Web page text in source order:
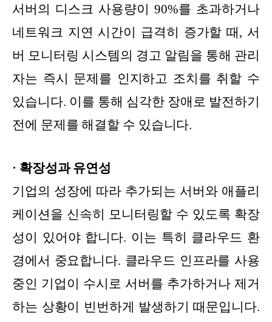
서버의 디스크 사용량이 90%를 초과하거나
네트워크 지연 시간이 급격히 증가할 때, 서
버 모니터링 시스템의 경고 알림을 통해 관리
자는 즉시 문제를 인지하고 조치를 취할 수
있습니다. 이를 통해 심각한 장애로 발전하기
전에 문제를 해결할 수 있습니다.
· 확장성과 유연성
기업의 성장에 따라 추가되는 서버와 애플리
케이션을 신속히 모니터링할 수 있도록 확장
성이 있어야 합니다. 이는 특히 클라우드 환
경에서 중요합니다. 클라우드 인프라를 사용
중인 기업이 수시로 서버를 추가하거나 제거
하는 상황이 빈번하게 발생하기 때문입니다.